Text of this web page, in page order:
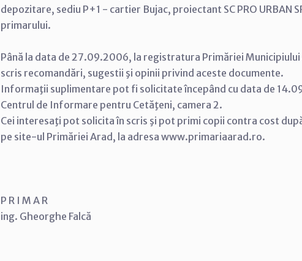
depozitare, sediu P+1 - cartier Bujac, proiectant SC PRO URBAN
primarului.
Până la data de 27.09.2006, la registratura Primăriei
scris recomandări, sugestii şi opinii privind aceste documente.
Informaţii suplimentare pot fi solicitate începând cu data de
Centrul de Informare pentru Cetăţeni, camera 2.
Cei interesaţi pot solicita în scris şi pot primi copii contra cost
pe site-ul Primăriei Arad, la adresa www.primariaarad.ro.
P R I M A R
ing. Gheorghe Falcă